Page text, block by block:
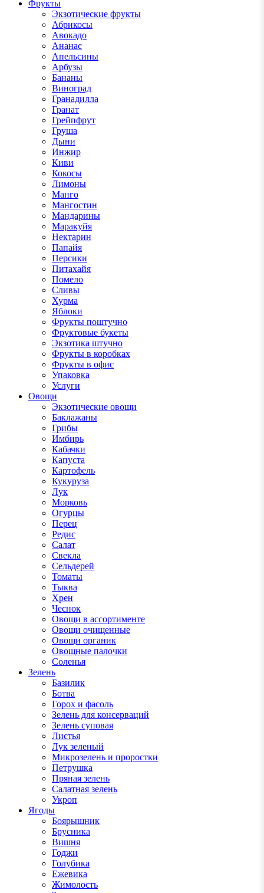
Фрукты
Экзотические фрукты
Абрикосы
Авокадо
Ананас
Апельсины
Арбузы
Бананы
Виноград
Гранадилла
Гранат
Грейпфрут
Груша
Дыни
Инжир
Киви
Кокосы
Лимоны
Манго
Мангостин
Мандарины
Маракуйя
Нектарин
Папайя
Персики
Питахайя
Помело
Сливы
Хурма
Яблоки
Фрукты поштучно
Фруктовые букеты
Экзотика штучно
Фрукты в коробках
Фрукты в офис
Упаковка
Услуги
Овощи
Экзотические овощи
Баклажаны
Грибы
Имбирь
Кабачки
Капуста
Картофель
Кукуруза
Лук
Морковь
Огурцы
Перец
Редис
Салат
Свекла
Сельдерей
Томаты
Тыква
Хрен
Чеснок
Овощи в ассортименте
Овощи очищенные
Овощи органик
Овощные палочки
Соленья
Зелень
Базилик
Ботва
Горох и фасоль
Зелень для консерваций
Зелень суповая
Листья
Лук зеленый
Микрозелень и проростки
Петрушка
Пряная зелень
Салатная зелень
Укроп
Ягоды
Боярышник
Брусника
Вишня
Годжи
Голубика
Ежевика
Жимолость